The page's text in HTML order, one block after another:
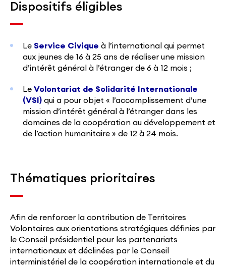
Dispositifs éligibles
Le Service Civique à l’international qui permet
aux jeunes de 16 à 25 ans de réaliser une mission
d’intérêt général à l’étranger de 6 à 12 mois ;
Le Volontariat de Solidarité Internationale
(VSI) qui a pour objet « l’accomplissement d’une
mission d’intérêt général à l’étranger dans les
domaines de la coopération au développement et
de l’action humanitaire » de 12 à 24 mois.
Thématiques prioritaires
Afin de renforcer la contribution de Territoires
Volontaires aux orientations stratégiques définies par
le Conseil présidentiel pour les partenariats
internationaux et déclinées par le Conseil
interministériel de la coopération internationale et du